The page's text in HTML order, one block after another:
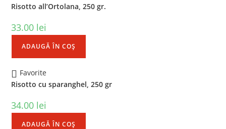
Risotto all’Ortolana, 250 gr.
33.00 lei
ADAUGĂ ÎN COȘ
Favorite
Risotto cu sparanghel, 250 gr
34.00 lei
ADAUGĂ ÎN COȘ